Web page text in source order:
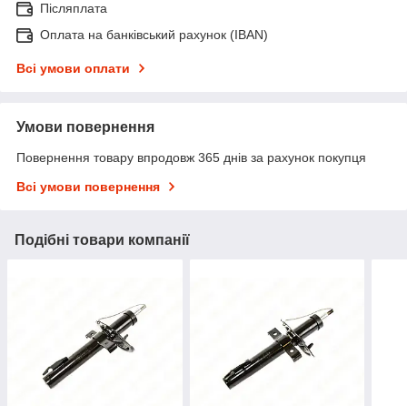
Післяплата
Оплата на банківський рахунок (IBAN)
Всі умови оплати
Умови повернення
Повернення товару впродовж 365 днів за рахунок покупця
Всі умови повернення
Подібні товари компанії